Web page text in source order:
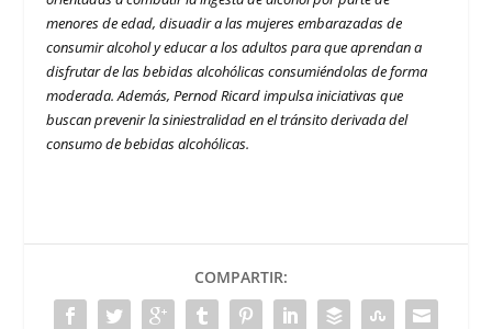
menores de edad, disuadir a las mujeres embarazadas de
consumir alcohol y educar a los adultos para que aprendan a
disfrutar de las bebidas alcohólicas consumiéndolas de forma
moderada. Además, Pernod Ricard impulsa iniciativas que
buscan prevenir la siniestralidad en el tránsito derivada del
consumo de bebidas alcohólicas.
COMPARTIR: